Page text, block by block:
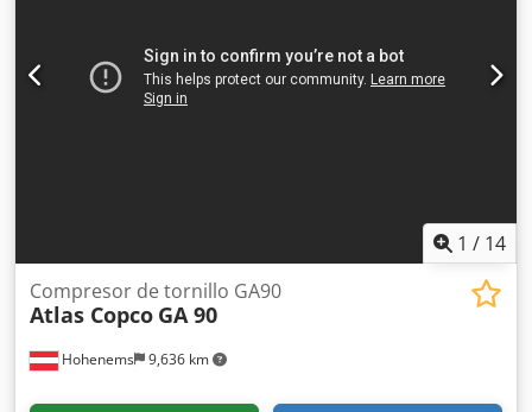
1 / 14
Hohenems 9,636 km
Compresor de tornillo GA90
Atlas Copco GA 90